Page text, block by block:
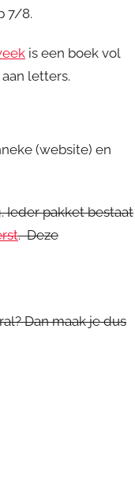
7/8.
is een boek vol
letters.
(website) en
Ieder pakket bestaat
. Deze
Dan maak je dus